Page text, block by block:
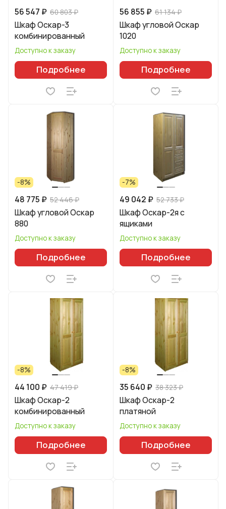
56 547 ₽ 60 803 ₽
Шкаф Оскар-3
комбинированный
Доступно к заказу
Подробнее
56 855 ₽ 61 134 ₽
Шкаф угловой Оскар
1020
Доступно к заказу
Подробнее
-8%
48 775 ₽ 52 446 ₽
Шкаф угловой Оскар
880
Доступно к заказу
Подробнее
-7%
49 042 ₽ 52 733 ₽
Шкаф Оскар-2я с
ящиками
Доступно к заказу
Подробнее
-8%
44 100 ₽ 47 419 ₽
Шкаф Оскар-2
комбинированный
Доступно к заказу
Подробнее
-8%
35 640 ₽ 38 323 ₽
Шкаф Оскар-2
платяной
Доступно к заказу
Подробнее